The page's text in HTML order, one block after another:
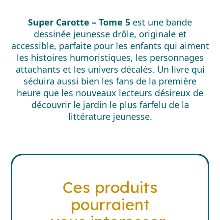
Super Carotte – Tome 5 est une bande
dessinée jeunesse drôle, originale et
accessible, parfaite pour les enfants qui aiment
les histoires humoristiques, les personnages
attachants et les univers décalés. Un livre qui
séduira aussi bien les fans de la première
heure que les nouveaux lecteurs désireux de
découvrir le jardin le plus farfelu de la
littérature jeunesse.
Ces produits
pourraient